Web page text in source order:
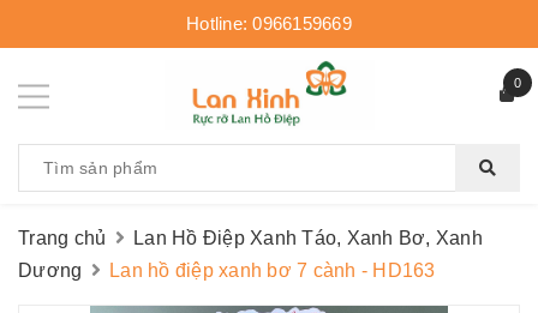
Hotline:0966159669
0
Trang chủ
Lan Hồ Điệp Xanh Táo, Xanh Bơ, Xanh
Dương
Lan hồ điệp xanh bơ 7 cành - HD163